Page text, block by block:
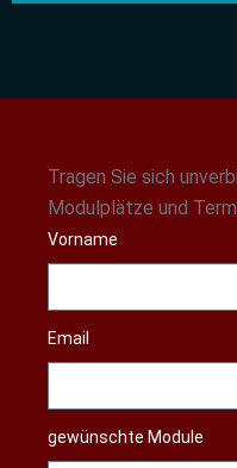
Tragen Sie sich
Modulplätze und
Vorname
Email
gewünschte Module